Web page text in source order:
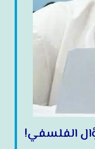
الفلسفي!